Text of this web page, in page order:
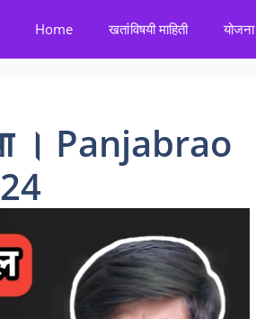
Home खतांविषयी माहिती योजना
। Panjabrao